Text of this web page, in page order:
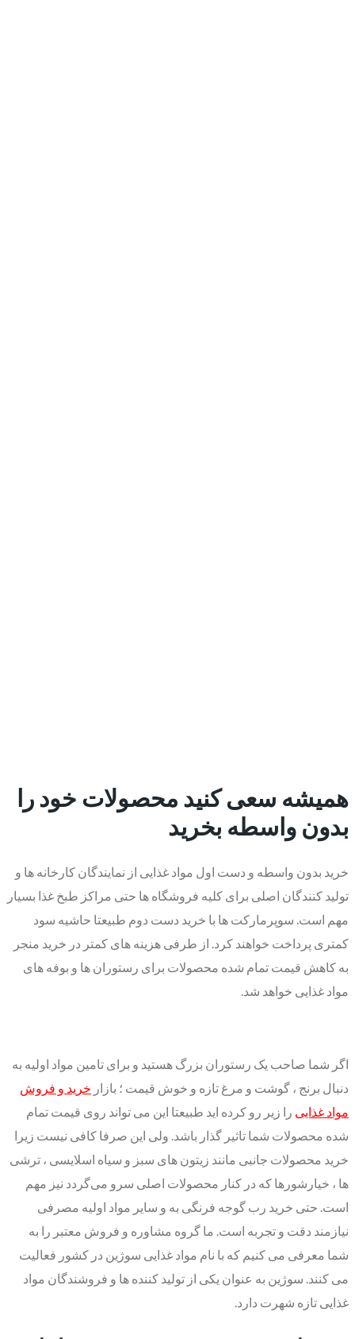
همیشه سعی کنید محصولات خود را
بدون واسطه بخرید
خرید بدون واسطه و دست اول مواد غذایی از نمایندگان کارخانه ها و
تولید کنندگان اصلی برای کلیه فروشگاه ها حتی مراکز طبخ غذا بسیار
مهم است. سوپر‌مارکت ها با خرید دست دوم طبیعتا حاشیه سود
کمتری پرداخت خواهند کرد. از طرفی هزینه های کمتر در خرید منجر
به کاهش قیمت تمام شده محصولات برای رستوران ها و بوفه های
مواد غذایی خواهد شد.
اگر شما صاحب یک رستوران بزرگ هستید و برای تامین مواد اولیه به
دنبال برنج ، گوشت و مرغ تازه و خوش قیمت ؛ بازار خرید و فروش
مواد غذایی را زیر رو کرده اید طبیعتا این می تواند روی قیمت تمام
شده محصولات شما تاثیر گذار باشد. ولی این صرفا کافی نیست زیرا
خرید محصولات جانبی مانند زیتون های سبز و سیاه اسلایسی ، ترشی
ها ، خیارشورها که در کنار محصولات اصلی سرو می‌گردد نیز مهم
است. حتی خرید رب گوجه فرنگی به و سایر مواد اولیه مصرفی
نیازمند دقت و تجربه است. ما گروه مشاوره و فروش معتبر را به
شما معرفی می کنیم که با نام مواد غذایی سوژین در کشور فعالیت
می کنند. سوژین به عنوان یکی از تولید کننده ها و فروشندگان مواد
غذایی تازه شهرت دارد.